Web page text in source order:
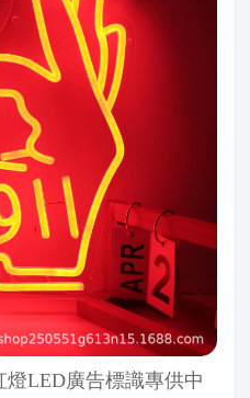
LED廣告標識專供中